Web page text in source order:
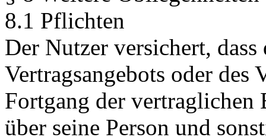
8.1 Pflichten
Der Nutzer versichert,
Vertragsangebots oder des
Fortgang der vertraglichen
über seine Person und